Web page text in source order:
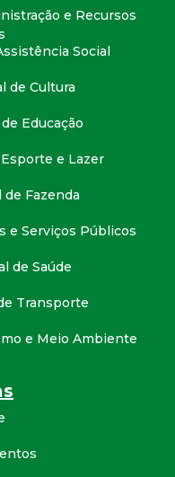
e Recursos
Social
de Cultura
Educação
e Lazer
Fazenda
e Serviços Públicos
de Saúde
Transporte
e Meio Ambiente